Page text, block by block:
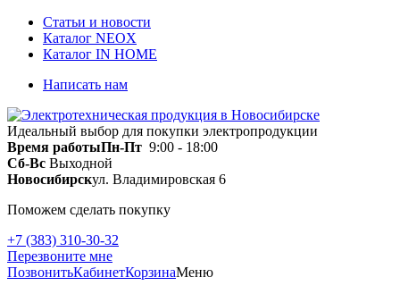
Статьи и новости
Каталог NEOX
Каталог IN HOME
Написать нам
Идеальный выбор для покупки электропродукции
Время работыПн-Пт 9:00 - 18:00
Сб-Вс Выходной
Новосибирскул. Владимировская 6
Поможем сделать покупку
+7 (383) 310-30-32
Перезвоните мне
ПозвонитьКабинетКорзинаМеню